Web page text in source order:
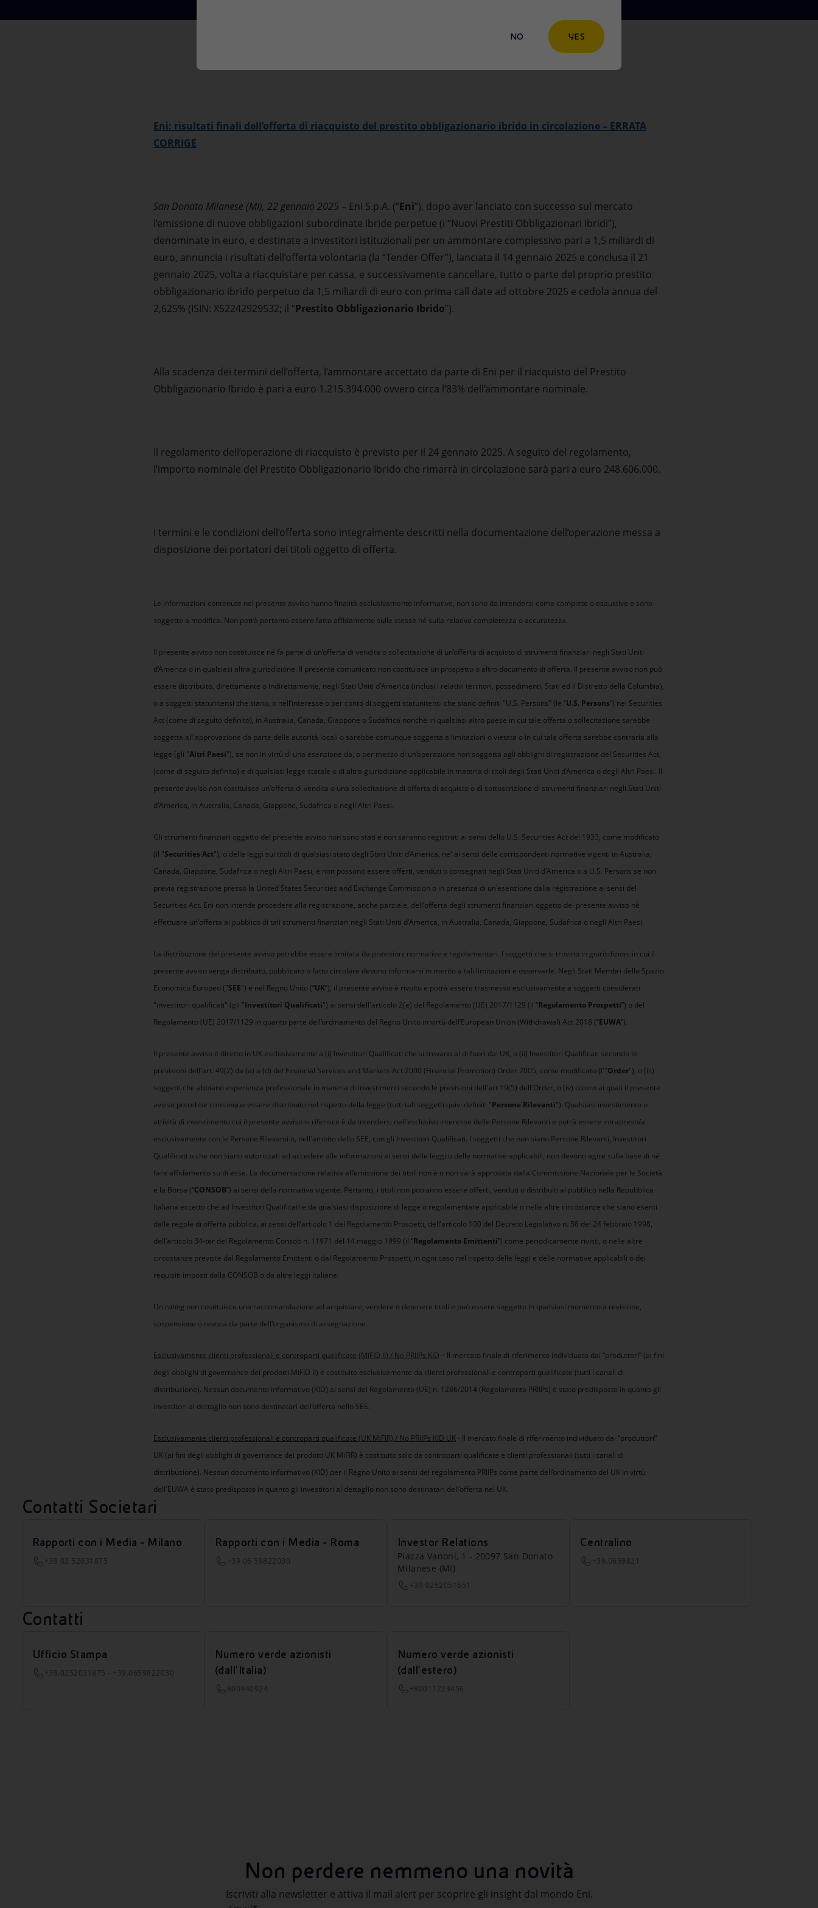
Eni: risultati finali dell’offerta di riacquisto del prestito obbligazionario ibrido in circolazione – ERRATA
CORRIGE
San Donato Milanese (MI), 22 gennaio 2025 – Eni S.p.A. (“Eni”), dopo aver lanciato con successo sul mercato
l’emissione di nuove obbligazioni subordinate ibride perpetue (i “Nuovi Prestiti Obbligazionari Ibridi”),
denominate in euro, e destinate a investitori istituzionali per un ammontare complessivo pari a 1,5 miliardi di
euro, annuncia i risultati dell’offerta volontaria (la “Tender Offer”), lanciata il 14 gennaio 2025 e conclusa il 21
gennaio 2025, volta a riacquistare per cassa, e successivamente cancellare, tutto o parte del proprio prestito
obbligazionario ibrido perpetuo da 1,5 miliardi di euro con prima call date ad ottobre 2025 e cedola annua del
2,625% (ISIN: XS2242929532; il “Prestito Obbligazionario Ibrido”).
Alla scadenza dei termini dell’offerta, l’ammontare accettato da parte di Eni per il riacquisto del Prestito
Obbligazionario Ibrido è pari a euro 1.215.394.000 ovvero circa l’83% dell’ammontare nominale.
Il regolamento dell’operazione di riacquisto è previsto per il 24 gennaio 2025. A seguito del regolamento,
l’importo nominale del Prestito Obbligazionario Ibrido che rimarrà in circolazione sarà pari a euro 248.606.000.
I termini e le condizioni dell’offerta sono integralmente descritti nella documentazione dell’operazione messa a
disposizione dei portatori dei titoli oggetto di offerta.
Le informazioni contenute nel presente avviso hanno finalità esclusivamente informative, non sono da intendersi come complete o esaustive e sono
soggette a modifica. Non potrà pertanto essere fatto affidamento sulle stesse né sulla relativa completezza o accuratezza.
Il presente avviso non costituisce né fa parte di un’offerta di vendita o sollecitazione di un’offerta di acquisto di strumenti finanziari negli Stati Uniti
d’America o in qualsiasi altra giurisdizione. Il presente comunicato non costituisce un prospetto o altro documento di offerta. Il presente avviso non può
essere distribuito, direttamente o indirettamente, negli Stati Uniti d'America (inclusi i relativi territori, possedimenti, Stati ed il Distretto della Columbia),
o a soggetti statunitensi che siano, o nell’interesse o per conto di soggetti statunitensi che siano definiti "U.S. Persons" (le “U.S. Persons”) nel Securities
Act (come di seguito definito), in Australia, Canada, Giappone o Sudafrica nonché in qualsiasi altro paese in cui tale offerta o sollecitazione sarebbe
soggetta all'approvazione da parte delle autorità locali o sarebbe comunque soggetta a limitazioni o vietata o in cui tale offerta sarebbe contraria alla
legge (gli "Altri Paesi"), se non in virtù di una esenzione da, o per mezzo di un’operazione non soggetta agli obblighi di registrazione del Securities Act,
(come di seguito definito) e di qualsiasi legge statale o di altra giurisdizione applicabile in materia di titoli degli Stati Uniti d’America o degli Altri Paesi. Il
presente avviso non costituisce un'offerta di vendita o una sollecitazione di offerta di acquisto o di sottoscrizione di strumenti finanziari negli Stati Uniti
d'America, in Australia, Canada, Giappone, Sudafrica o negli Altri Paesi.
Gli strumenti finanziari oggetto del presente avviso non sono stati e non saranno registrati ai sensi dello U.S. Securities Act del 1933, come modificato
(il "Securities Act"), o delle leggi sui titoli di qualsiasi stato degli Stati Uniti d’America, ne' ai sensi delle corrispondenti normative vigenti in Australia,
Canada, Giappone, Sudafrica o negli Altri Paesi, e non possono essere offerti, venduti o consegnati negli Stati Uniti d'America o a U.S. Persons se non
previa registrazione presso la United States Securities and Exchange Commission o in presenza di un'esenzione dalla registrazione ai sensi del
Securities Act. Eni non intende procedere alla registrazione, anche parziale, dell'offerta degli strumenti finanziari oggetto del presente avviso nè
effettuare un'offerta al pubblico di tali strumenti finanziari negli Stati Uniti d'America, in Australia, Canada, Giappone, Sudafrica o negli Altri Paesi.
La distribuzione del presente avviso potrebbe essere limitata da previsioni normative e regolamentari. I soggetti che si trovino in giurisdizioni in cui il
presente avviso venga distribuito, pubblicato o fatto circolare devono informarsi in merito a tali limitazioni e osservarle. Negli Stati Membri dello Spazio
Economico Europeo ("SEE") e nel Regno Unito (“UK”), il presente avviso è rivolto e potrà essere trasmesso esclusivamente a soggetti considerati
"investitori qualificati" (gli "Investitori Qualificati") ai sensi dell'articolo 2(e) del Regolamento (UE) 2017/1129 (il “Regolamento Prospetti”) o del
Regolamento (UE) 2017/1129 in quanto parte dell’ordinamento del Regno Unito in virtù dell’European Union (Withdrawal) Act 2018 (“EUWA”).
Il presente avviso è diretto in UK esclusivamente a (i) Investitori Qualificati che si trovano al di fuori dal UK, o (ii) Investitori Qualificati secondo le
previsioni dell'art. 49(2) da (a) a (d) del Financial Services and Markets Act 2000 (Financial Promotion) Order 2005, come modificato (l'"Order"), o (iii)
soggetti che abbiano esperienza professionale in materia di investimenti secondo le previsioni dell'art 19(5) dell'Order, o (iv) coloro ai quali il presente
avviso potrebbe comunque essere distribuito nel rispetto della legge (tutti tali soggetti quivi definiti "Persone Rilevanti"). Qualsiasi investimento o
attività di investimento cui il presente avviso si riferisce è da intendersi nell'esclusivo interesse delle Persone Rilevanti e potrà essere intrapreso/a
esclusivamente con le Persone Rilevanti o, nell'ambito dello SEE, con gli Investitori Qualificati. I soggetti che non siano Persone Rilevanti, Investitori
Qualificati o che non siano autorizzati ad accedere alle informazioni ai sensi delle leggi o delle normative applicabili, non devono agire sulla base di né
fare affidamento su di esse. La documentazione relativa all’emissione dei titoli non è o non sarà approvata dalla Commissione Nazionale per le Società
e la Borsa (“CONSOB”) ai sensi della normativa vigente. Pertanto, i titoli non potranno essere offerti, venduti o distribuiti al pubblico nella Repubblica
Italiana eccetto che ad Investitoti Qualificati e da qualsiasi disposizione di legge o regolamentare applicabile o nelle altre circostanze che siano esenti
dalle regole di offerta pubblica, ai sensi dell’articolo 1 del Regolamento Prospetti, dell’articolo 100 del Decreto Legislativo n. 58 del 24 febbraio 1998,
dell’articolo 34-ter del Regolamento Consob n. 11971 del 14 maggio 1999 (il “Regolamento Emittenti”) come periodicamente rivisti, o nelle altre
circostanze previste dal Regolamento Emittenti o dal Regolamento Prospetti, in ogni caso nel rispetto delle leggi e delle normative applicabili o dei
requisiti imposti dalla CONSOB o da altre leggi italiane.
Un rating non costituisce una raccomandazione ad acquistare, vendere o detenere titoli e può essere soggetto in qualsiasi momento a revisione,
sospensione o revoca da parte dell'organismo di assegnazione.
Esclusivamente clienti professionali e controparti qualificate (MiFID II) / No PRIIPs KID – Il mercato finale di riferimento individuato dai “produttori” (ai fini
degli obblighi di governance dei prodotti MiFID II) è costituito esclusivamente da clienti professionali e controparti qualificate (tutti i canali di
distribuzione). Nessun documento informativo (KID) ai sensi del Regolamento (UE) n. 1286/2014 (Regolamento PRIIPs) è stato predisposto in quanto gli
investitori al dettaglio non sono destinatari dell’offerta nello SEE.
Esclusivamente clienti professionali e controparti qualificate (UK MiFIR) / No PRIIPs KID UK - Il mercato finale di riferimento individuato dai “produttori”
UK (ai fini degli obblighi di governance dei prodotti UK MiFIR) è costituito solo da controparti qualificate e clienti professionali (tutti i canali di
distribuzione). Nessun documento informativo (KID) per il Regno Unito ai sensi del regolamento PRIIPs come parte dell’ordinamento del UK in virtù
dell'EUWA è stato predisposto in quanto gli investitori al dettaglio non sono destinatari dell’offerta nel UK.
Contatti Societari
Rapporti con i Media - Milano
+39 02 52031875
Rapporti con i Media - Roma
+39 06 59822030
Investor Relations
Piazza Vanoni, 1 - 20097 San Donato
Milanese (MI)
+39 0252051651
Centralino
+39.0659821
Contatti
Ufficio Stampa
+39.0252031875 - +39.0659822030
Numero verde azionisti
(dall’Italia)
800940924
Numero verde azionisti
(dall’estero)
+80011223456
Non perdere nemmeno una novità
Iscriviti alla newsletter e attiva il mail alert per scoprire gli insight dal mondo Eni.
NO YES